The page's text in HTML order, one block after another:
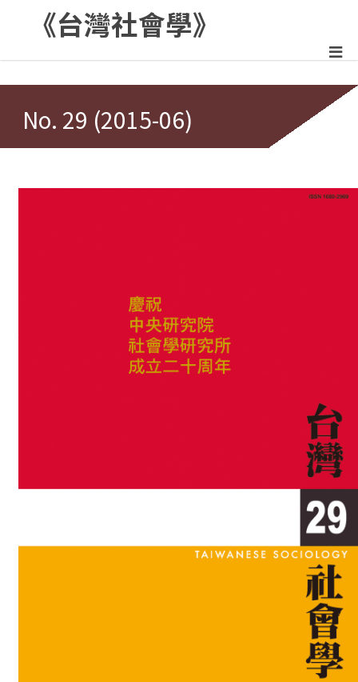
《台灣社會學》
No. 29 (2015-06)